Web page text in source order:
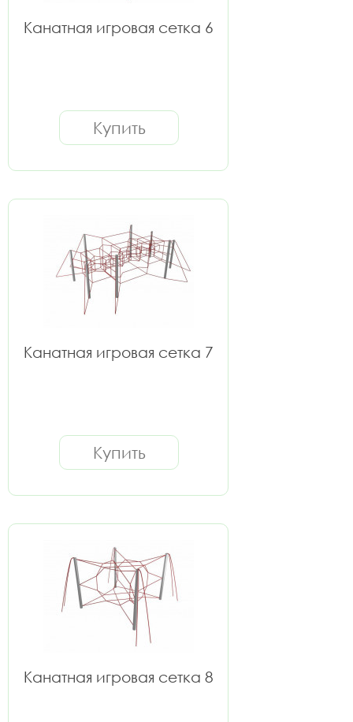
Канатная игровая сетка 6
Купить
Канатная игровая сетка 7
Купить
Канатная игровая сетка 8